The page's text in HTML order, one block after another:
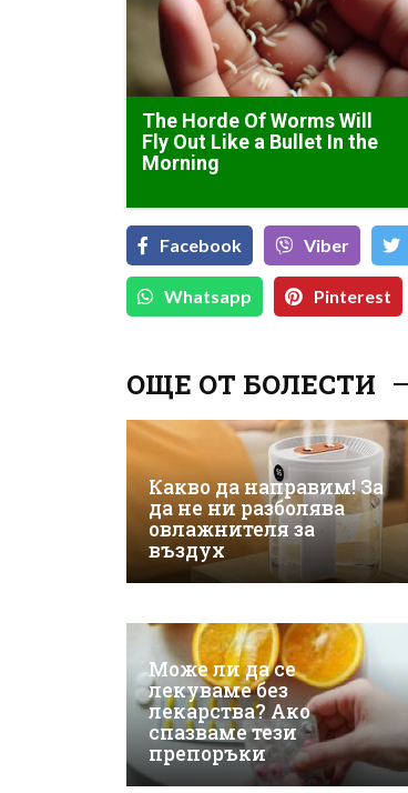
The Horde Of Worms Will
Fly Out Like a Bullet In the
Morning
Facebook Viber
Whatsapp Pinterest
ОЩЕ ОТ БОЛЕСТИ
Какво да направим! За
да не ни разболява
овлажнителя за
въздух
Може ли да се
лекуваме без
лекарства? Ако
спазваме тези
препоръки